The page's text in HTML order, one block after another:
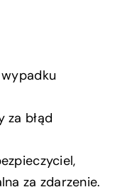
błąd
za zdarzenie.